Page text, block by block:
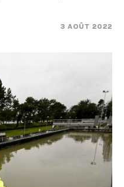
3 AOÛT 2022